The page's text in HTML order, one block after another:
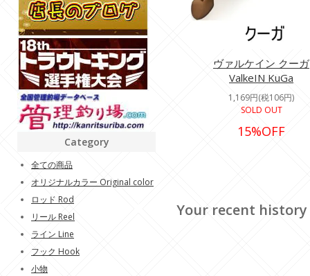
ヴァルケイン クーガ
ValkeIN KuGa
1,169円(税106円)
SOLD OUT
15%OFF
Your recent history
Category
全ての商品
オリジナルカラー Original color
ロッド Rod
リール Reel
ライン Line
フック Hook
小物